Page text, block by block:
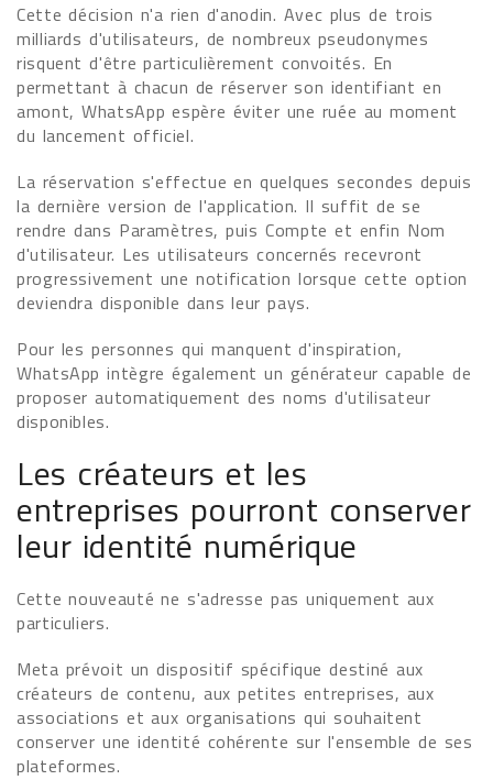
Cette décision n'a rien d'anodin. Avec plus de trois
milliards d'utilisateurs, de nombreux pseudonymes
risquent d'être particulièrement convoités. En
permettant à chacun de réserver son identifiant en
amont, WhatsApp espère éviter une ruée au moment
du lancement officiel.
La réservation s'effectue en quelques secondes depuis
la dernière version de l'application. Il suffit de se
rendre dans Paramètres, puis Compte et enfin Nom
d'utilisateur. Les utilisateurs concernés recevront
progressivement une notification lorsque cette option
deviendra disponible dans leur pays.
Pour les personnes qui manquent d'inspiration,
WhatsApp intègre également un générateur capable de
proposer automatiquement des noms d'utilisateur
disponibles.
Les créateurs et les
entreprises pourront conserver
leur identité numérique
Cette nouveauté ne s'adresse pas uniquement aux
particuliers.
Meta prévoit un dispositif spécifique destiné aux
créateurs de contenu, aux petites entreprises, aux
associations et aux organisations qui souhaitent
conserver une identité cohérente sur l'ensemble de ses
plateformes.